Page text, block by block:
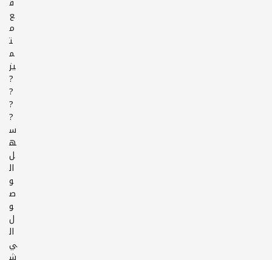
ع
م
ت
م
يز
?
?
?
?
س
ه
ل
ال
و
ص
و
ل
ال
ي